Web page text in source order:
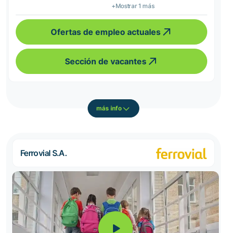
+Mostrar 1 más
Ofertas de empleo actuales
Sección de vacantes
más info
Ferrovial S.A.